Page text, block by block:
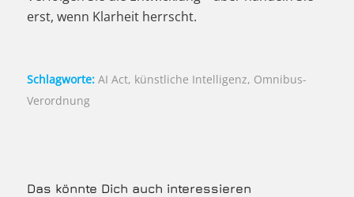
erst, wenn Klarheit herrscht.
Schlagworte: AI Act, künstliche Intelligenz, Omnibus-
Verordnung
Das könnte Dich auch interessieren